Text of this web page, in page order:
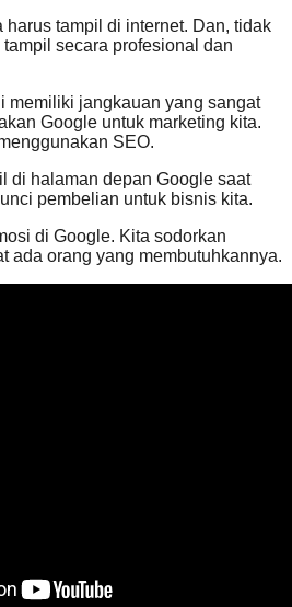
harus tampil di internet. Dan, tidak
secara profesional dan
memiliki jangkauan yang sangat
Google untuk marketing kita.
SEO.
di halaman depan Google saat
pembelian untuk bisnis kita.
di Google. Kita sodorkan
ada orang yang membutuhkannya.